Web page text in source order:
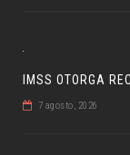
IMSS OTORGA
7 agosto, 2026